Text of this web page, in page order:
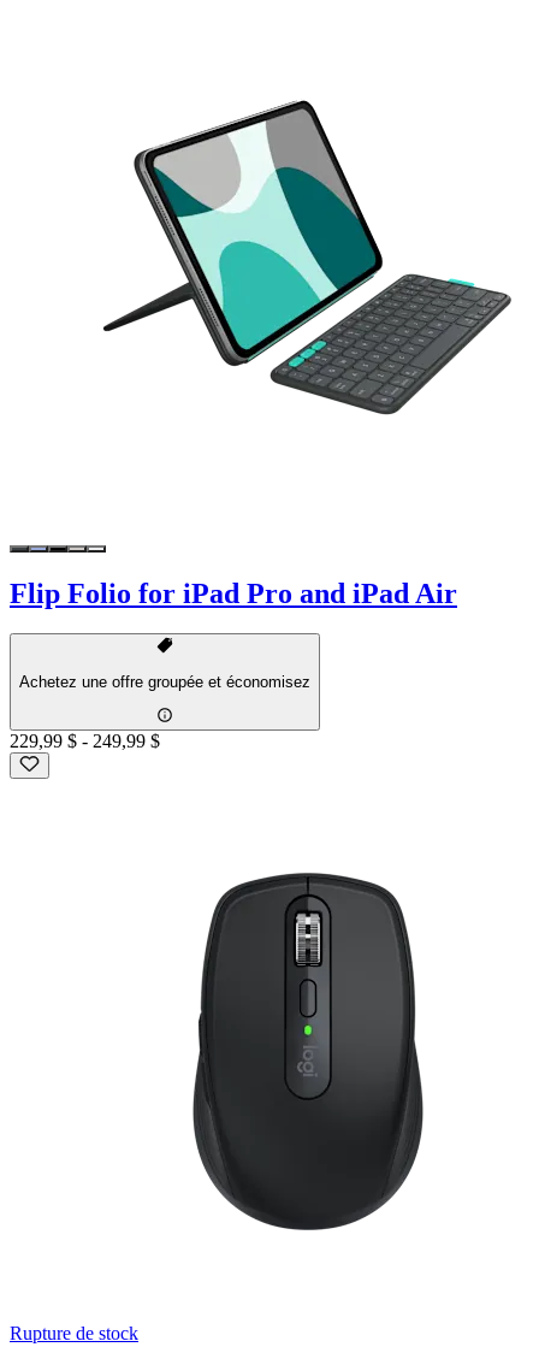
Flip Folio for iPad Pro and iPad Air
Achetez une offre groupée et économisez
229,99 $ - 249,99 $
Rupture de stock